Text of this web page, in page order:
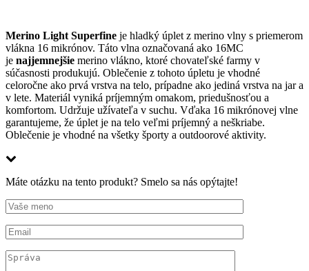
Merino Light Superfine je hladký úplet z merino vlny s priemerom
vlákna 16 mikrónov. Táto vlna označovaná ako 16MC
je najjemnejšie merino vlákno, ktoré chovateľské farmy v
súčasnosti produkujú. Oblečenie z tohoto úpletu je vhodné
celoročne ako prvá vrstva na telo, prípadne ako jediná vrstva na jar a
v lete. Materiál vyniká príjemným omakom, priedušnosťou a
komfortom. Udržuje užívateľa v suchu. Vďaka 16 mikrónovej vlne
garantujeme, že úplet je na telo veľmi príjemný a neškriabe.
Oblečenie je vhodné na všetky športy a outdoorové aktivity.
Máte otázku na tento produkt? Smelo sa nás opýtajte!